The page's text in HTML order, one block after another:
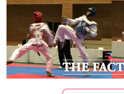
2017年10月1日（日）仙台大学体育館にて